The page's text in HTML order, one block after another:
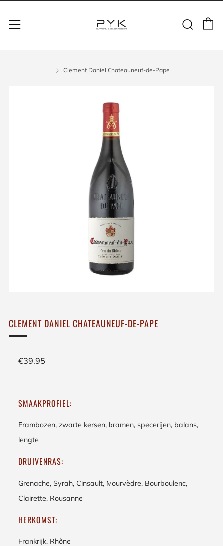
Clement Daniel Chateauneuf-de-Pape
CLEMENT DANIEL CHATEAUNEUF-DE-PAPE
Regulieren
€39,95
SMAAKPROFIEL:
Frambozen, zwarte kersen, bramen, specerijen, balans,
lengte
DRUIVENRAS:
Grenache, Syrah, Cinsault, Mourvèdre, Bourboulenc,
Clairette, Rousanne
HERKOMST:
Frankrijk, Rhône